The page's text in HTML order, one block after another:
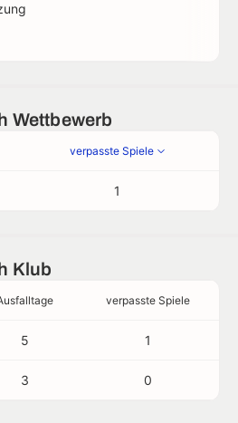
Wettbewerb
verpasste Spiele
1
Klub
verpasste Spiele
5 1
3 0